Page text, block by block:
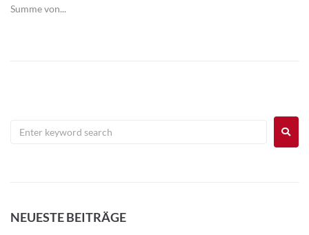
Summe von...
NEUESTE BEITRÄGE